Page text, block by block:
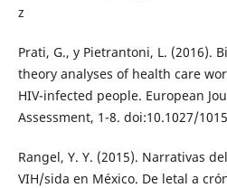
z
Prati, G., y Pietrantoni, L. (2016).
theory analyses of health care
HIV-infected people. European
Assessment, 1-8. doi:10.1027/
Rangel, Y. Y. (2015). Narrativas
VIH/sida en México. De letal a